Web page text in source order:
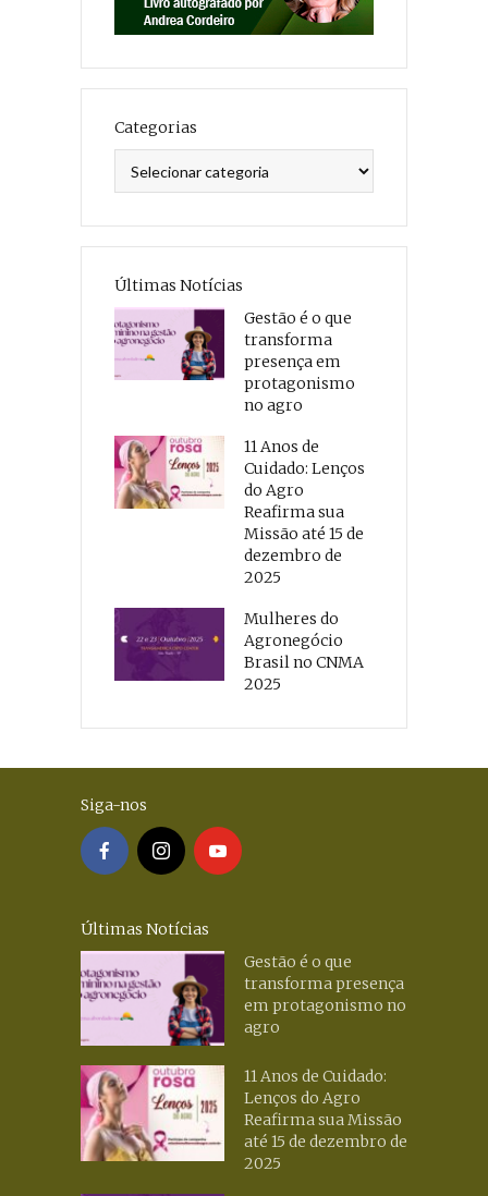
Categorias
Últimas Notícias
Gestão é o que
transforma
presença em
protagonismo
no agro
11 Anos de
Cuidado: Lenços
do Agro
Reafirma sua
Missão até 15 de
dezembro de
2025
Mulheres do
Agronegócio
Brasil no CNMA
2025
Siga-nos
Últimas Notícias
Gestão é o que
transforma presença
em protagonismo no
agro
11 Anos de Cuidado:
Lenços do Agro
Reafirma sua Missão
até 15 de dezembro de
2025